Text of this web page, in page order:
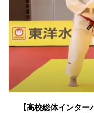
【高校総体インタ